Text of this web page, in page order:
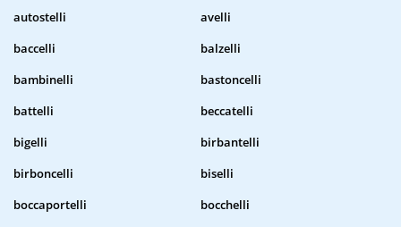
autostelli
avelli
baccelli
balzelli
bambinelli
bastoncelli
battelli
beccatelli
bigelli
birbantelli
birboncelli
biselli
boccaportelli
bocchelli